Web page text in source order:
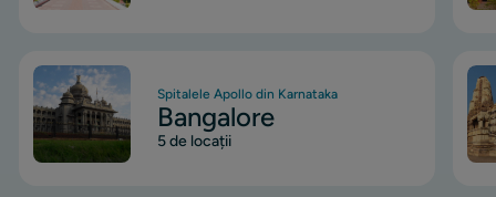
Imagine
Spitalele Apollo din Karnataka
Bangalore
5 de locații